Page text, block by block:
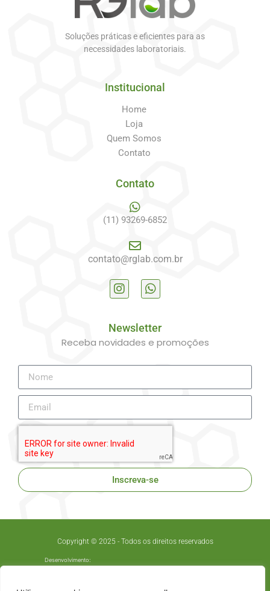
Soluções práticas e eficientes para as
necessidades laboratoriais.
Institucional
Home
Loja
Quem Somos
Contato
Contato
(11) 93269-6852
contato@rglab.com.br
Newsletter
Receba novidades e promoções
Inscreva-se
Copyright © 2025 - Todos os direitos reservados
Desenvolvimento: